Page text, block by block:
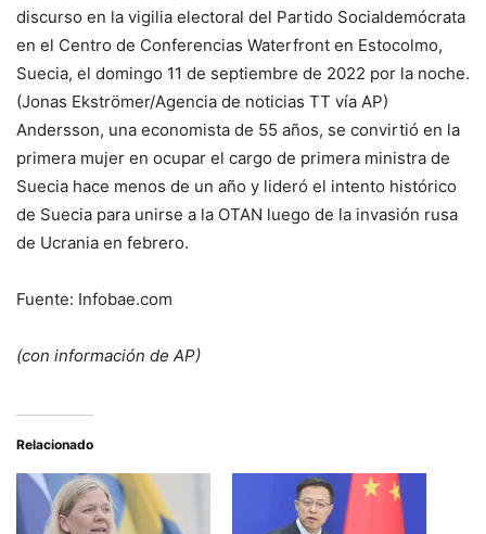
discurso en la vigilia electoral del Partido Socialdemócrata
en el Centro de Conferencias Waterfront en Estocolmo,
Suecia, el domingo 11 de septiembre de 2022 por la noche.
(Jonas Ekströmer/Agencia de noticias TT vía AP)
Andersson, una economista de 55 años, se convirtió en la
primera mujer en ocupar el cargo de primera ministra de
Suecia hace menos de un año y lideró el intento histórico
de Suecia para unirse a la OTAN luego de la invasión rusa
de Ucrania en febrero.
Fuente: Infobae.com
(con información de AP)
Relacionado